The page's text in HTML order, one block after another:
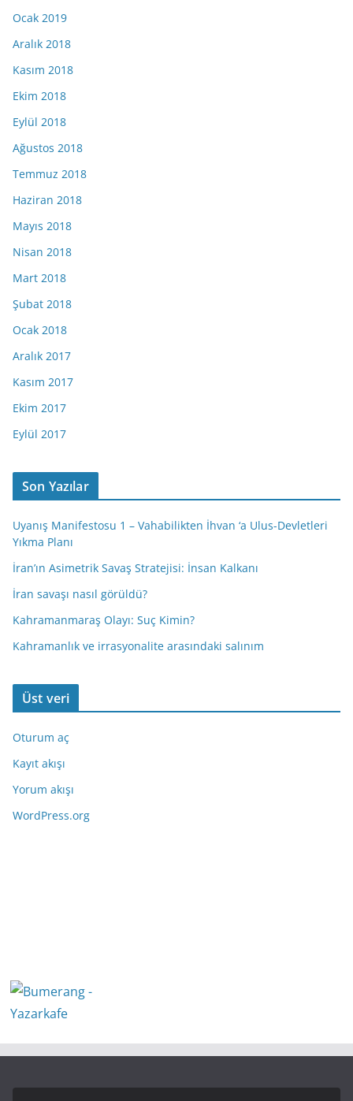
Ocak 2019
Aralık 2018
Kasım 2018
Ekim 2018
Eylül 2018
Ağustos 2018
Temmuz 2018
Haziran 2018
Mayıs 2018
Nisan 2018
Mart 2018
Şubat 2018
Ocak 2018
Aralık 2017
Kasım 2017
Ekim 2017
Eylül 2017
Son Yazılar
Uyanış Manifestosu 1 – Vahabilikten İhvan ‘a Ulus-Devletleri
Yıkma Planı
İran’ın Asimetrik Savaş Stratejisi: İnsan Kalkanı
İran savaşı nasıl görüldü?
Kahramanmaraş Olayı: Suç Kimin?
Kahramanlık ve irrasyonalite arasındaki salınım
Üst veri
Oturum aç
Kayıt akışı
Yorum akışı
WordPress.org